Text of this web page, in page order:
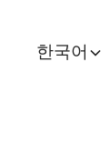
한국어